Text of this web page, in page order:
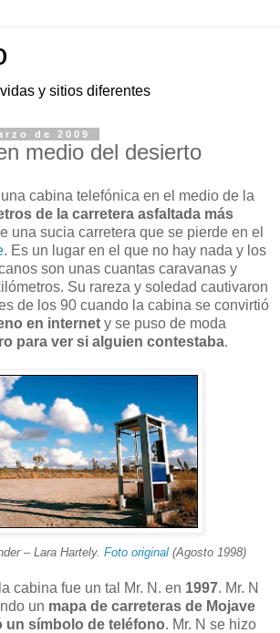
y sitios diferentes
de 2009
medio del desierto
cabina telefónica en el medio de la
de la carretera asfaltada más
una sucia carretera que se pierde en el
. Es un lugar en el que no hay nada y los
son unas cuantas caravanas y
Su rareza y soledad cautivaron
de los 90 cuando la cabina se convirtió
en internet y se puso de moda
para ver si alguien contestaba.
– Lara Hartely. Foto original (Agosto 1998)
cabina fue un tal Mr. N. en 1997. Mr. N
un mapa de carreteras de Mojave
un símbolo de teléfono. Mr. N se hizo